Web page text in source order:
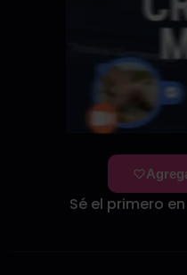
Sé el primero